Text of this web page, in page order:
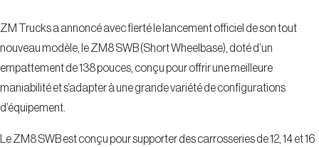
ZM Trucks a annoncé avec fierté le lancement officiel de son tout
nouveau modèle, le ZM8 SWB (Short Wheelbase), doté d’un
empattement de 138 pouces, conçu pour offrir une meilleure
maniabilité et s’adapter à une grande variété de configurations
d’équipement.
Le ZM8 SWB est conçu pour supporter des carrosseries de 12, 14 et 16